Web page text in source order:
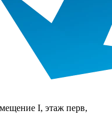
I, этаж перв,